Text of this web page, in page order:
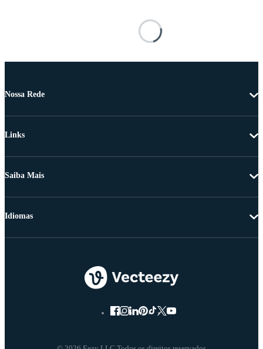
Nossa Rede
Links
Saiba Mais
Idiomas